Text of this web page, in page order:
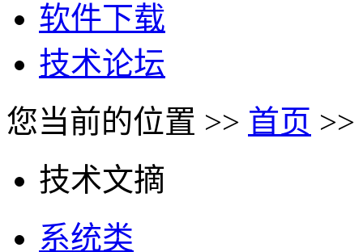
软件下载
技术论坛
您当前的位置 >> 首页 >>
技术文摘
系统类